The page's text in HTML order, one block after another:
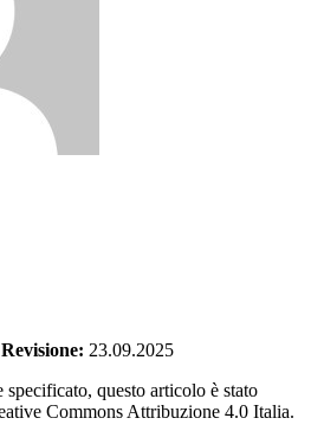
Revisione: 23.09.2025
specificato, questo articolo è stato
Commons Attribuzione 4.0 Italia.